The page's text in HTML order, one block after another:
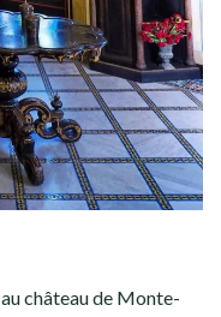
au château de Monte-